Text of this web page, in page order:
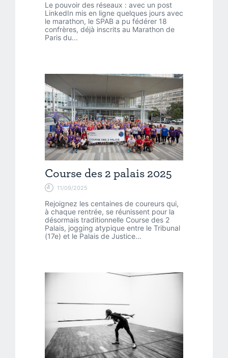
Le pouvoir des réseaux : avec un post
LinkedIn mis en ligne quelques jours avec
le marathon, le SPAB a pu fédérer 18
confrères, déjà inscrits au Marathon de
Paris du...
Course des 2 palais 2025
11/09/2025
Rejoignez les centaines de coureurs qui,
à chaque rentrée, se réunissent pour la
désormais traditionnelle Course des 2
Palais, jogging atypique entre le Tribunal
(17e) et le Palais de Justice...